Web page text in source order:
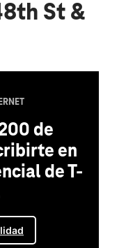
St &
de
en
de T-